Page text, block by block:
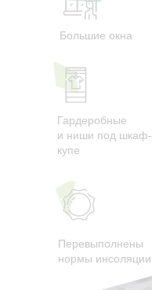
Большие окна
Перевыполнены
нормы инсоляции
Гардеробные
и ниши под шкаф-
купе